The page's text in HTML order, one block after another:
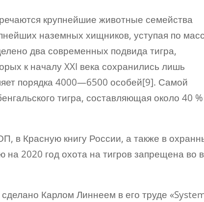
крупнейшие животные семейства
наземных хищников, уступая по
два современных подвида тигра,
к началу XXI века сохранились лишь
порядка 4000—6500 особей[9]. Самой
тигра, составляющая около 40
в Красную книгу России, а также в
на 2020 год охота на тигров запрещена во
Карлом Линнеем в его труде